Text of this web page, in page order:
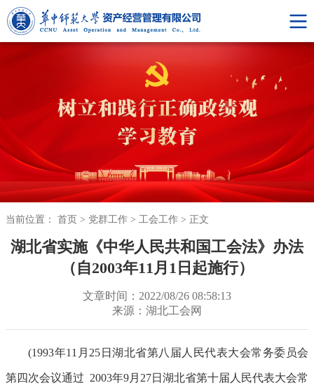
当前位置： 首页 > 党群工作 > 工会工作 > 正文
湖北省实施《中华人民共和国工会法》办法
（自2003年11月1日起施行）
文章时间：2022/08/26 08:58:13
来源：湖北工会网
(1993年11月25日湖北省第八届人民代表大会常务委员会
第四次会议通过 2003年9月27日湖北省第十届人民代表大会常